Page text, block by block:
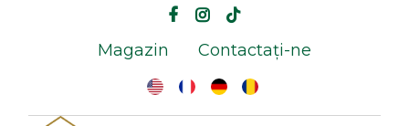
Magazin Contactați-ne